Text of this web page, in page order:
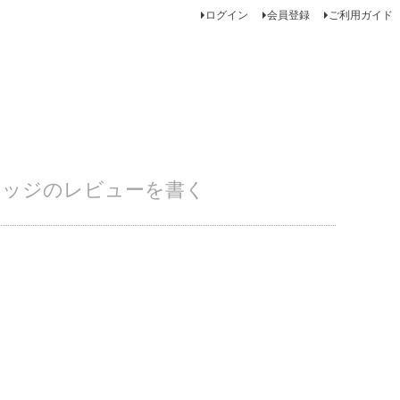
ログイン 会員登録 ご利用ガイド
ジのレビューを書く